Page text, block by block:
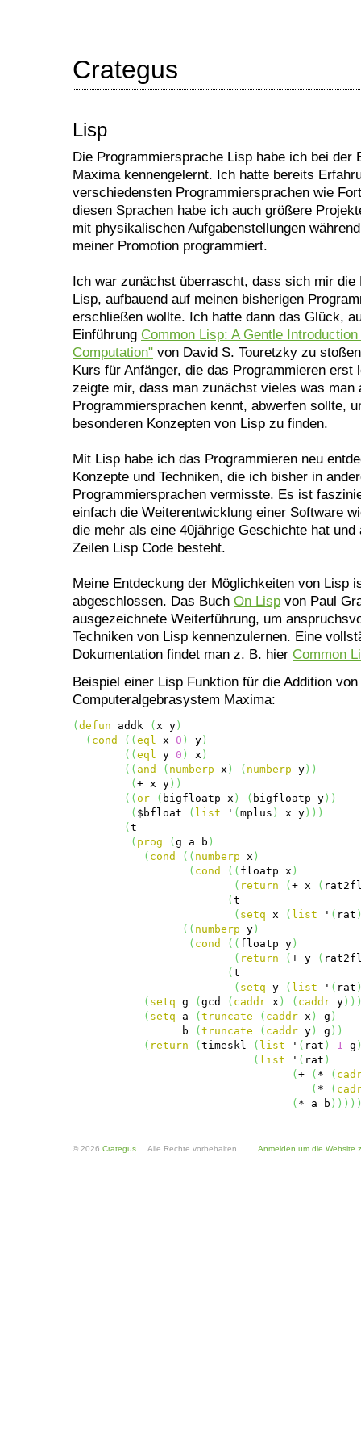
Crategus
Lisp
Die Programmiersprache Lisp habe ich bei der
Maxima kennengelernt. Ich hatte bereits
verschiedensten Programmiersprachen wie
diesen Sprachen habe ich auch größere
mit physikalischen Aufgabenstellungen
meiner Promotion programmiert.
Ich war zunächst überrascht, dass sich mir die
Lisp, aufbauend auf meinen bisherigen
erschließen wollte. Ich hatte dann das Glück,
Einführung Common Lisp: A Gentle
Computation" von David S. Touretzky zu
Kurs für Anfänger, die das Programmieren erst
zeigte mir, dass man zunächst vieles was man
Programmiersprachen kennt, abwerfen sollte,
besonderen Konzepten von Lisp zu finden.
Mit Lisp habe ich das Programmieren neu
Konzepte und Techniken, die ich bisher in
Programmiersprachen vermisste. Es ist
einfach die Weiterentwicklung einer Software
die mehr als eine 40jährige Geschichte hat und
Zeilen Lisp Code besteht.
Meine Entdeckung der Möglichkeiten von Lisp
abgeschlossen. Das Buch On Lisp von Paul
ausgezeichnete Weiterführung, um
Techniken von Lisp kennenzulernen. Eine
Dokumentation findet man z. B. hier Common
Beispiel einer Lisp Funktion für die Addition
Computeralgebrasystem Maxima:
( defun addk ( x y )
( cond ( ( eql x 0 ) y )
( ( eql y 0 ) x )
( ( and ( numberp x ) ( numberp y ) )
( + x y ) )
( ( or ( bigfloatp x ) ( bigfloatp y ) )
( $bfloat ( list ' ( mplus ) x y ) ) )
( t
( prog ( g a b )
( cond ( ( numberp x )
( cond ( ( floatp x )
( return ( + x (
( t
( setq x ( list ' ( rat
( ( numberp y )
( cond ( ( floatp y )
( return ( + y (
( t
( setq y ( list ' ( rat
( setq g ( gcd ( caddr x ) ( caddr y ) )
( setq a ( truncate ( caddr x ) g )
                 b
( truncate ( caddr y ) g ) )
( return ( timeskl ( list ' ( rat ) 1 g
( list ' ( rat )
( + ( * (
( * (
( * a b ) ) ) )
© 2026 Crategus . Alle Rechte vorbehalten. Anmelden um die Website